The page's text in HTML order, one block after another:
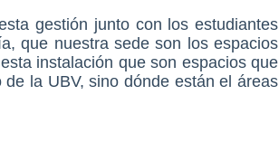
gestión junto con los estudiantes
que nuestra sede son los espacios
instalación que son espacios que
la UBV, sino dónde están el áreas